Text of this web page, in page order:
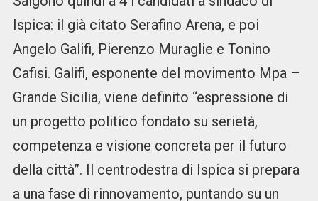
Ispica: il già citato Serafino Arena, e poi
Angelo Galifi, Pierenzo Muraglie e Tonino
Cafisi. Galifi, esponente del movimento Mpa –
Grande Sicilia, viene definito “espressione di
un progetto politico fondato su serietà,
competenza e visione concreta per il futuro
della città”. Il centrodestra di Ispica si prepara
a una fase di rinnovamento, puntando su un